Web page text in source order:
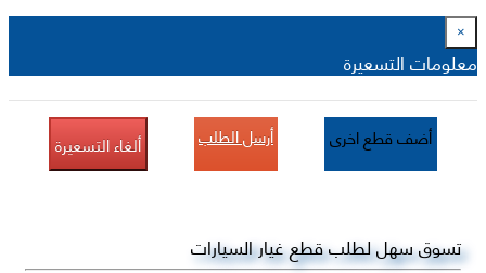
×
معلومات التسعيرة
أضف قطع اخرى أرسل الطلب ألغاء التسعيرة
تسوق سهل لطلب قطع غيار السيارات